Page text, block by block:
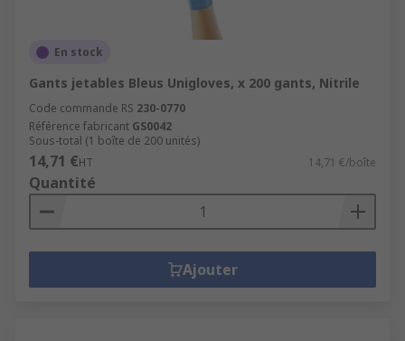
En stock
Gants jetables Bleus Unigloves, x 200 gants, Nitrile
Code commande RS 230-0770
Référence fabricant GS0042
Sous-total (1 boîte de 200 unités)
14,71 €HT 14,71 €/boîte
Quantité
Ajouter